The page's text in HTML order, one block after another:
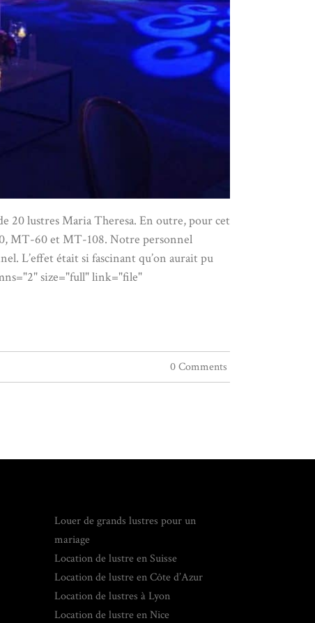
20 lustres Maria Theresa. En outre, pour cet
MT-60 et MT-108. Notre personnel
L’effet était si fascinant qu’on aurait pu
size="full" link="file"
0 Comments
Louer de grands lustres pour un
mariage
Location de lustre en Suisse
Location de lustre en Côte d’Azur
Location de lustres à Lyon
Location de lustre en Nice